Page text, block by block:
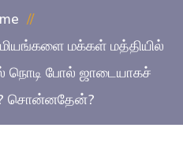
மக்கள் மத்தியில்
நொடி போல் ஜாடையாகச்
சொன்னதேன்?